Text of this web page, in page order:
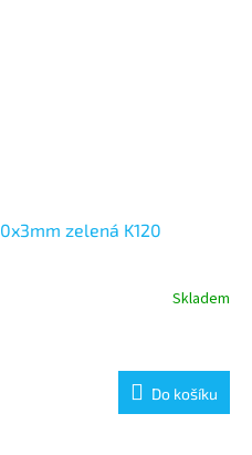
zelená K120
Skladem
Do košíku